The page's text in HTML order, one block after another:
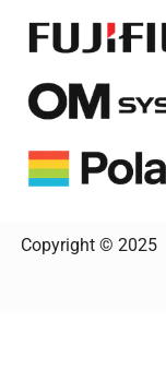
Copyright © 2025